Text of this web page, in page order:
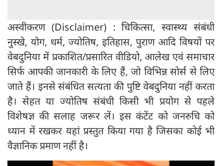
अस्वीकरण (Disclaimer) : चिकित्सा, स्वास्थ्य संबंधी
नुस्खे, योग, धर्म, ज्योतिष, इतिहास, पुराण आदि विषयों पर
वेबदुनिया में प्रकाशित/प्रसारित वीडियो, आलेख एवं समाचार
सिर्फ आपकी जानकारी के लिए हैं, जो विभिन्न सोर्स से लिए
जाते हैं। इनसे संबंधित सत्यता की पुष्टि वेबदुनिया नहीं करता
है। सेहत या ज्योतिष संबंधी किसी भी प्रयोग से पहले
विशेषज्ञ की सलाह जरूर लें। इस कंटेंट को जनरुचि को
ध्यान में रखकर यहां प्रस्तुत किया गया है जिसका कोई भी
वैज्ञानिक प्रमाण नहीं है।